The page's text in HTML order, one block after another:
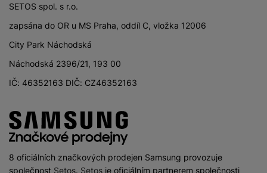
SETOS spol. s r.o.
zapsána do OR u MS Praha, oddíl C, vložka 12006
City Park Náchodská
Náchodská 2396/21, 193 00
IČ: 46352163 DIČ: CZ46352163
8 oficiálních značkových prodejen Samsung provozuje
společnost Setos. Setos je oficiálním partnerem společnosti